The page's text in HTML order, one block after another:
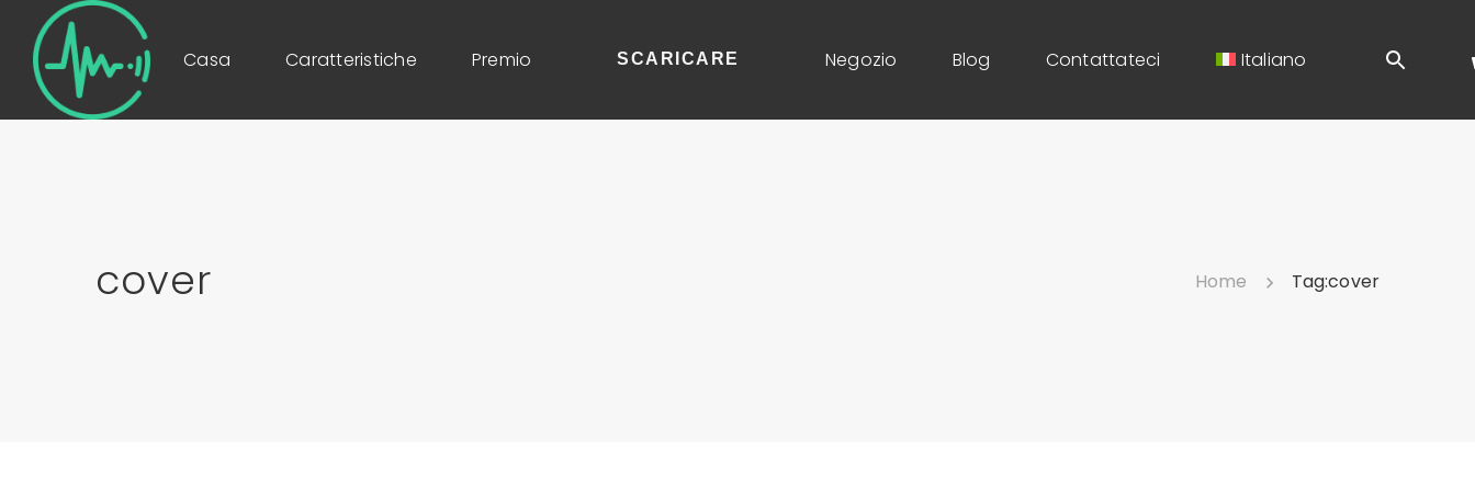
Casa Caratteristiche Premio SCARICARE Negozio Blog Contattateci Italiano
cover Home Tag:cover